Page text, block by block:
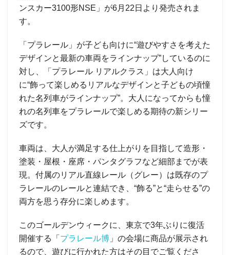
ンスカー3100形NSE」が6月22日より発売されま
す。
「プラレール」が子ども向けに“遊びやすさを考えた
デザインと最新の車両をラインナップ”しているのに
対し、「プラレール リアルクラス」は大人向け
に“飾って楽しめるリアルなデザインと子どもの頃憧
れた名列車がラインナップ”。大人になってからも憧
れの名列車をプラレールで楽しめる期待の新シリー
ズです。
車両は、大人が満足する仕上がりを目指して造形・
塗装・屋根・座席・パンタグラフなど細部までが表
現。付属のリアル直線レール（グレー）は既存のプ
ラレールのレールと連結でき、“飾る”と“走らせる”の
両方を思う存分に楽しめます。
このゴールデンウィークに、東京で3年ぶりに復活
開催する「 プラレール博 」の会場に商品が展示され
るので、遊びに行かれた方はその目でご覧くださ